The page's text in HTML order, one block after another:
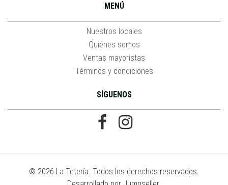
MENÚ
Nuestros locales
Quiénes somos
Ventas mayoristas
Términos y condiciones
SÍGUENOS
© 2026 La Tetería. Todos los derechos reservados.